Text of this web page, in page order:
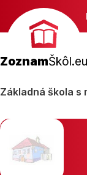
ZoznamŠkôl.eu
Základná škola s